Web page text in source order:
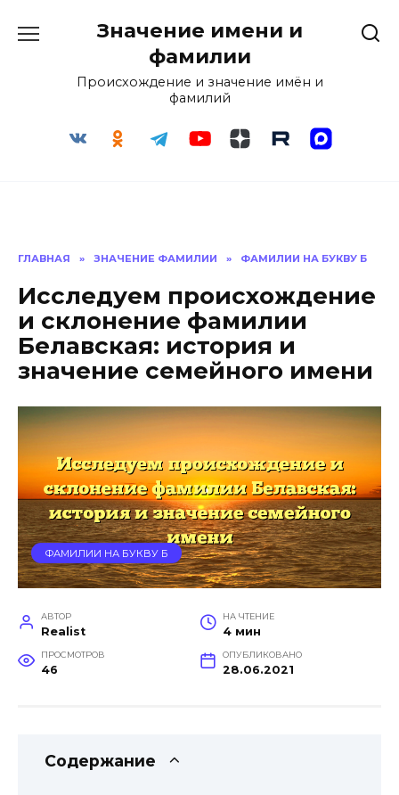
Значение имени и
фамилии
Происхождение и значение имён и
фамилий
ГЛАВНАЯ » ЗНАЧЕНИЕ ФАМИЛИИ » ФАМИЛИИ НА БУКВУ Б
Исследуем происхождение
и склонение фамилии
Белавская: история и
значение семейного имени
ФАМИЛИИ НА БУКВУ Б
АВТОР
Realist
НА ЧТЕНИЕ
4 мин
ПРОСМОТРОВ
46
ОПУБЛИКОВАНО
28.06.2021
Содержание